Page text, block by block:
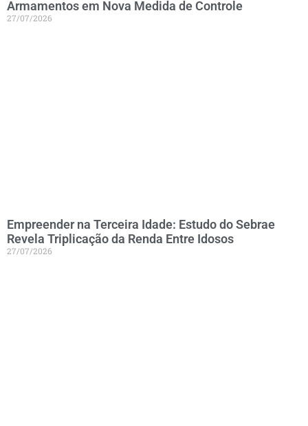
Armamentos em Nova Medida de Controle
27/07/2026
Empreender na Terceira Idade: Estudo do Sebrae
Revela Triplicação da Renda Entre Idosos
27/07/2026